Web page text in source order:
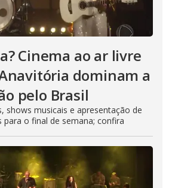
Cinema ao ar livre
dominam a
pelo Brasil
shows musicais e apresentação de
para o final de semana; confira